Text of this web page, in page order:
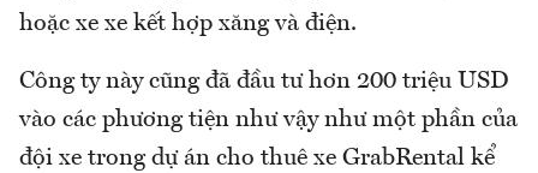
hoặc xe xe kết hợp xăng và điện.
Công ty này cũng đã đầu tư hơn 200 triệu USD
vào các phương tiện như vậy như một phần của
đội xe trong dự án cho thuê xe GrabRental kể